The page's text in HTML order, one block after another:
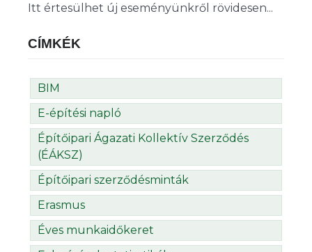
Itt értesülhet új eseményünkről rövidesen...
CÍMKÉK
BIM
E-építési napló
Építőipari Ágazati Kollektív Szerződés
(ÉÁKSZ)
Építőipari szerződésminták
Erasmus
Éves munkaidőkeret